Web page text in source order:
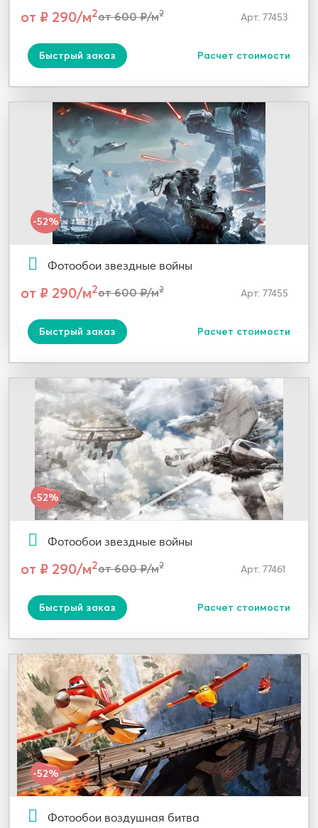
от ₽ 290/м2от 600 ₽/м2 Арт: 77453
Быстрый заказ Расчет стоимости
-52%
Фотообои звездные войны
от ₽ 290/м2от 600 ₽/м2 Арт: 77455
Быстрый заказ Расчет стоимости
-52%
Фотообои звездные войны
от ₽ 290/м2от 600 ₽/м2 Арт: 77461
Быстрый заказ Расчет стоимости
-52%
Фотообои воздушная битва